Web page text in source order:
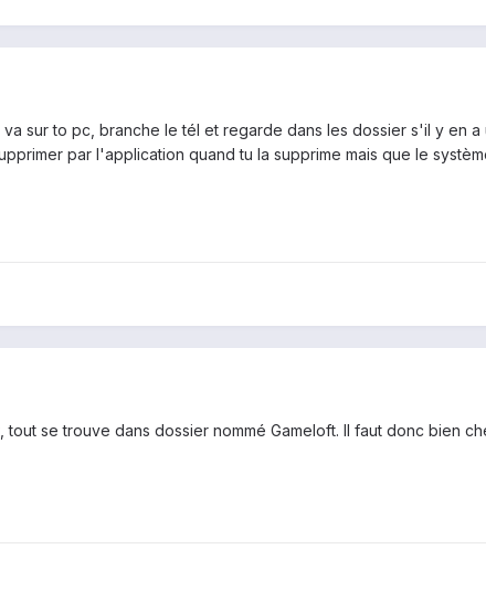
sur to pc, branche le tél et regarde dans les dossier s'il y en
par l'application quand tu la supprime mais que le
se trouve dans dossier nommé Gameloft. Il faut donc bien